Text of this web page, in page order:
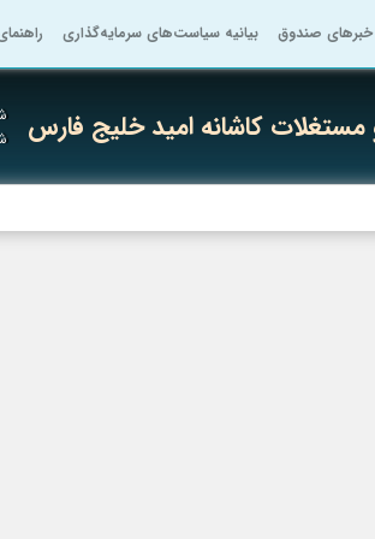
خبرهای صندوق بیانیه سیاست‌های سرمایه‌گذاری
کاشانه امید خلیج فارس